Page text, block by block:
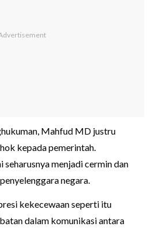
Mahfud MD justru
kepada pemerintah.
seharusnya menjadi cermin dan
negara.
kekecewaan seperti itu
dalam komunikasi antara